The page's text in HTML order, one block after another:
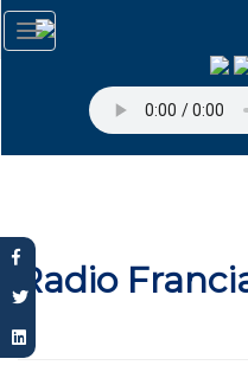
Pasar
contenido
Toggle
navigation
Radio